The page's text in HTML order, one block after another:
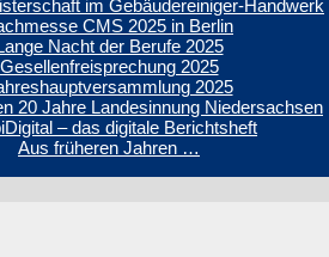
im Gebäudereiniger-Handwerk
CMS 2025 in Berlin
Nacht der Berufe 2025
Gesellenfreisprechung 2025
2025
20 Jahre Landesinnung Niedersachsen
– das digitale Berichtsheft
Aus früheren Jahren …